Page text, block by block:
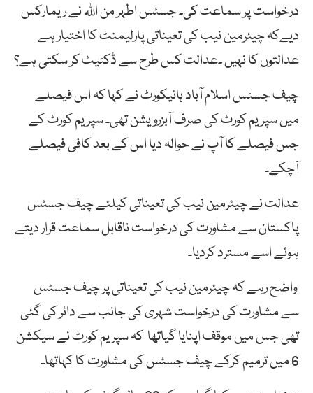
درخواست پر سماعت کی۔ جسٹس اطہر من اللہ نے ریمارکس
دیےکہ چیئرمین نیب کی تعیناتی پارلیمنٹ کا اختیار ہے
عدالتوں کا نہیں ۔عدالت کس طرح سے ڈکٹیٹ کر سکتی ہے؟
چیف جسٹس اسلام آباد ہائیکورٹ نے کہا کہ اس فیصلے
میں سپریم کورٹ کی صرف آبزرویشن تھی۔ سپریم کورٹ کے
جس فیصلے کا آپ نے حوالہ دیا اس کے بعد کافی فیصلے
آچکے۔
عدالت نے چیئرمین نیب کی تعیناتی کیلئے چیف جسٹس
پاکستان سے مشاورت کی درخواست ناقابل سماعت قرار دیتے
ہوئے اسے مسترد کردیا۔
واضح رہے کہ چیئرمین نیب کی تعیناتی پر چیف جسٹس
سے مشاورت کی درخواست شہری کی جانب سے دائر کی گئی
تھی جس میں موقف اپنایا گیاتھا کہ سپریم کورٹ نے سیکشن
6 میں ترمیم کرکے چیف جسٹس کی مشاورت کا کہاتھا۔